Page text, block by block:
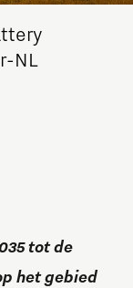
NL
tot de
het gebied